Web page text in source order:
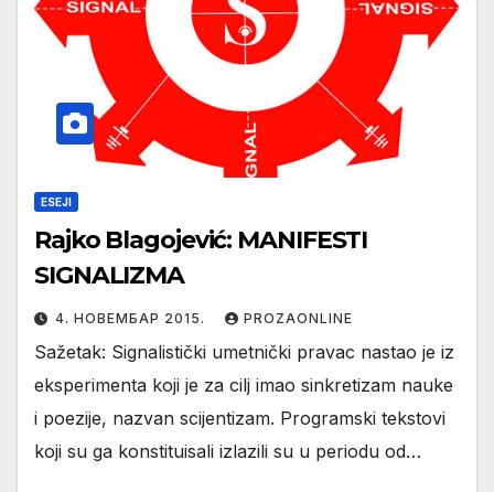
ESEJI
Rajko Blagojević: MANIFESTI
SIGNALIZMA
4. НОВЕМБАР 2015. PROZAONLINE
Sažetak: Signalistički umetnički pravac nastao je iz
eksperimenta koji je za cilj imao sinkretizam nauke
i poezije, nazvan scijentizam. Programski tekstovi
koji su ga konstituisali izlazili su u periodu od…